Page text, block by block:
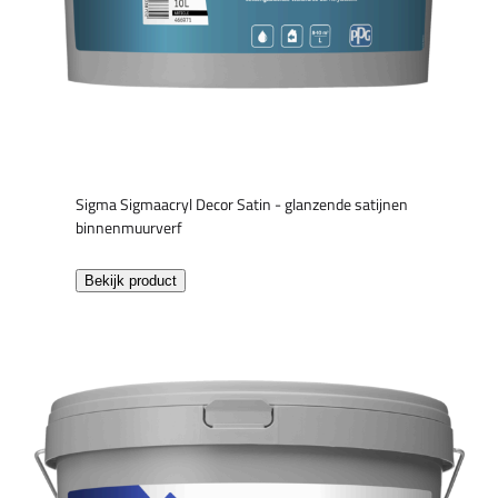
Sigma Sigmaacryl Decor Satin - glanzende satijnen
binnenmuurverf
Bekijk product